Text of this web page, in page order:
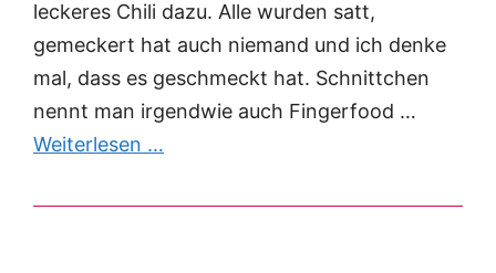
leckeres Chili dazu. Alle wurden satt,
gemeckert hat auch niemand und ich denke
mal, dass es geschmeckt hat. Schnittchen
nennt man irgendwie auch Fingerfood …
Weiterlesen …